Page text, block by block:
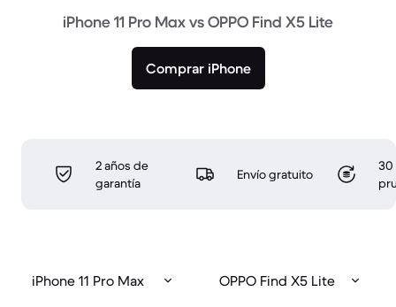
iPhone 11 Pro Max vs OPPO Find X5 Lite
Comprar iPhone
2 años de
garantía
Envío gratuito
30
iPhone 11 Pro Max OPPO Find X5 Lite